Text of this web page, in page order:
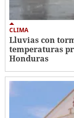
CLIMA
Lluvias con
temperaturas
Honduras